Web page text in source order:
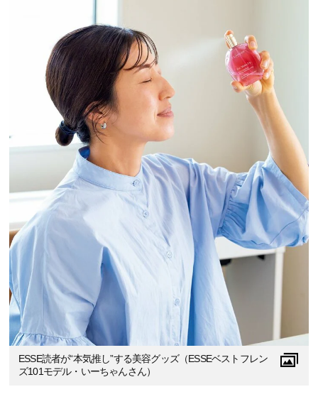
ESSE読者が“本気推し”する美容グッズ（ESSEベストフレン
ズ101モデル・いーちゃんさん）